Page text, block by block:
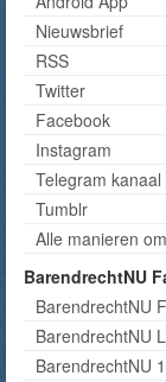
Nieuwsbrief
RSS
Twitter
Facebook
Instagram
Telegram kanaal
Tumblr
Alle manieren
BarendrechtNU
BarendrechtNU
BarendrechtNU
BarendrechtNU